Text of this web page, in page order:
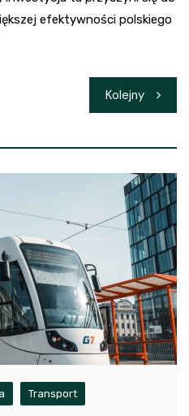
efektywności polskiego
Kolejny
Transport